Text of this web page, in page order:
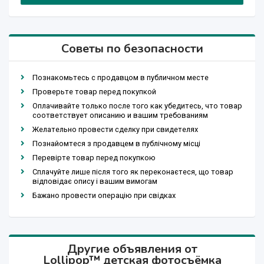
Советы по безопасности
Познакомьтесь с продавцом в публичном месте
Проверьте товар перед покупкой
Оплачивайте только после того как убедитесь, что товар
соответствует описанию и вашим требованиям
Желательно провести сделку при свидетелях
Познайомтеся з продавцем в публічному місці
Перевірте товар перед покупкою
Сплачуйте лише після того як переконаєтеся, що товар
відповідає опису і вашим вимогам
Бажано провести операцію при свідках
Другие объявления от
Lollipop™ детская фотосъёмка